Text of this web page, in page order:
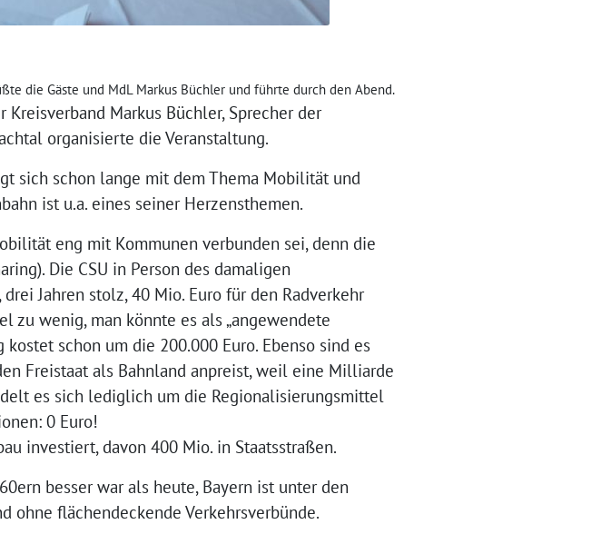
die Gäste und MdL Markus Büchler und führte durch den Abend.
Markus Büchler, Sprecher der
organisierte die Veranstaltung.
sich schon lange mit dem Thema Mobilität und
ist u.a. eines seiner Herzensthemen.
eng mit Kommunen verbunden sei, denn die
Die CSU in Person des damaligen
Jahren stolz, 40 Mio. Euro für den Radverkehr
wenig, man könnte es als „angewendete
schon um die 200.000 Euro. Ebenso sind es
Freistaat als Bahnland anpreist, weil eine Milliarde
es sich lediglich um die Regionalisierungsmittel
0 Euro!
investiert, davon 400 Mio. in Staatsstraßen.
besser war als heute, Bayern ist unter den
ohne flächendeckende Verkehrsverbünde.